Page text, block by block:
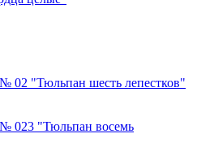
02 "Тюльпан шесть лепестков"
№ 023 "Тюльпан восемь